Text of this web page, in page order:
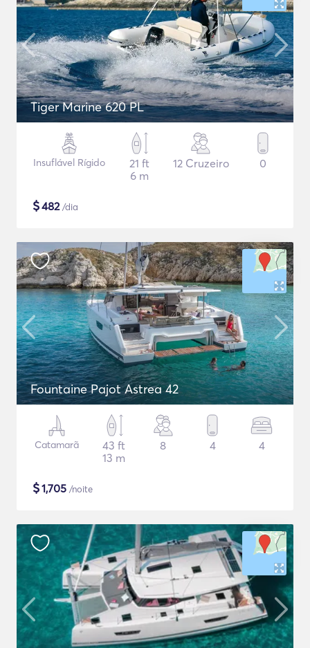
Tiger Marine 620 PL
Insuflável Rígido
21 ft
6 m
12 Cruzeiro 0
$482/dia
Fountaine Pajot Astrea 42
Catamarã
43 ft
13 m
8 4 4
$1,705 /noite